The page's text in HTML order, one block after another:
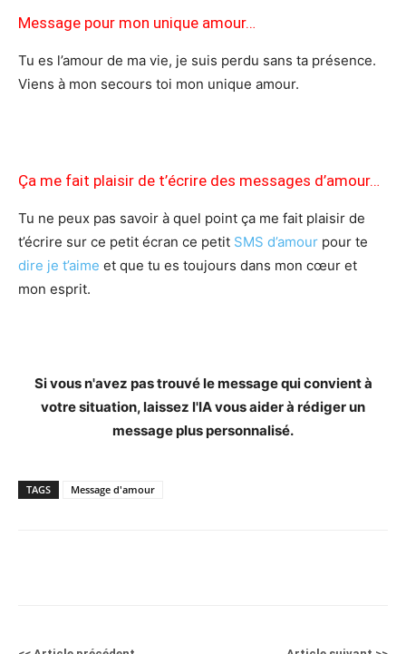
Message pour mon unique amour…
Tu es l’amour de ma vie, je suis perdu sans ta présence.
Viens à mon secours toi mon unique amour.
Ça me fait plaisir de t’écrire des messages d’amour…
Tu ne peux pas savoir à quel point ça me fait plaisir de
t’écrire sur ce petit écran ce petit SMS d’amour pour te
dire je t’aime et que tu es toujours dans mon cœur et
mon esprit.
Si vous n'avez pas trouvé le message qui convient à
votre situation, laissez l'IA vous aider à rédiger un
message plus personnalisé.
TAGS Message d'amour